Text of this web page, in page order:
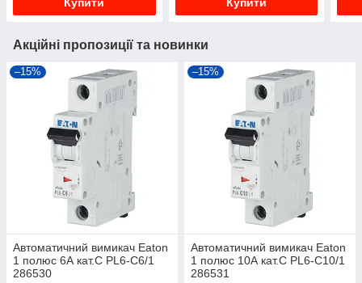
Акційні пропозиції та новинки
–15%
Автоматичний вимикач Eaton
1 полюс 6А кат.C PL6-C6/1
286530
–15%
Автоматичний вимикач Eaton
1 полюс 10А кат.C PL6-C10/1
286531